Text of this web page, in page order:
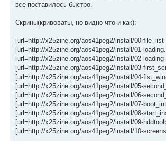
все поставилось быстро.
Скрины(кривоваты, но видно что и как):
[url=http://x25zine.org/aos41peg2/install/00-
[url=http://x25zine.org/aos41peg2/install/01-
[url=http://x25zine.org/aos41peg2/install/02-
[url=http://x25zine.org/aos41peg2/install/03-
[url=http://x25zine.org/aos41peg2/install/04-
[url=http://x25zine.org/aos41peg2/install/05-
[url=http://x25zine.org/aos41peg2/install/06-
[url=http://x25zine.org/aos41peg2/install/07-
[url=http://x25zine.org/aos41peg2/install/08-
[url=http://x25zine.org/aos41peg2/install/09-
[url=http://x25zine.org/aos41peg2/install/10-